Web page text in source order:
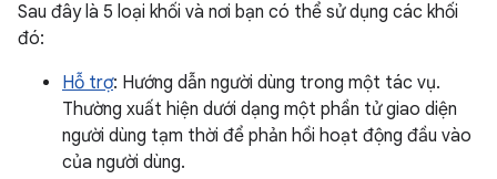
Sau đây là 5 loại khối và nơi bạn có thể sử dụng các khối
đó:
Hỗ trợ: Hướng dẫn người dùng trong một tác vụ.
Thường xuất hiện dưới dạng một phần tử giao diện
người dùng tạm thời để phản hồi hoạt động đầu vào
của người dùng.